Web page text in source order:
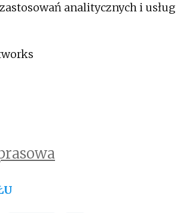
analitycznych i usług